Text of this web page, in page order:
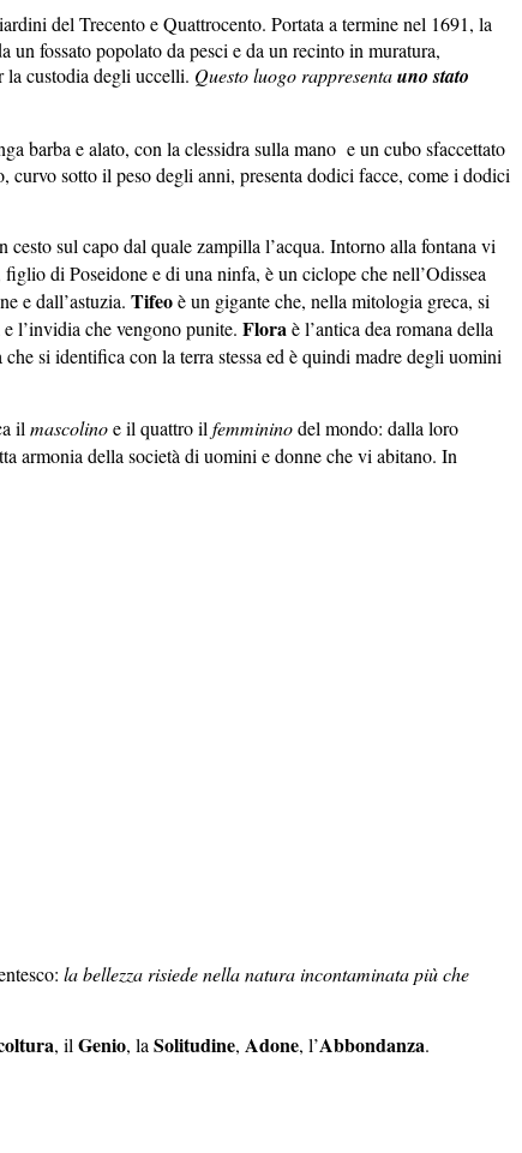
del Trecento e Quattrocento. Portata a termine nel 1691, la
fossato popolato da pesci e da un recinto in muratura,
la custodia degli uccelli. Questo luogo rappresentauno stato
barba e alato, con la clessidra sulla mano e un cubo sfaccettato
sotto il peso degli anni, presenta dodici facce, come i dodici
sul capo dal quale zampilla l’acqua. Intorno alla fontana vi
figlio di Poseidone e di una ninfa, è un ciclope che nell’Odissea
e dall’astuzia. Tifeoè un gigante che, nella mitologia greca, si
l’invidia che vengono punite. Floraè l’antica dea romana della
si identifica con la terra stessa ed è quindi madre degli uomini
ilmascolinoe il quattro ilfemmininodel mondo: dalla loro
armonia della società di uomini e donne che vi abitano. In
la bellezza risiede nella natura incontaminata più che
, ilGenio, laSolitudine, Adone, l’Abbondanza.